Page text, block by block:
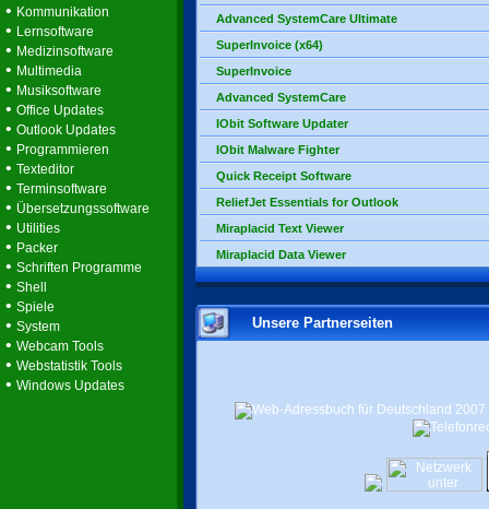
• Kommunikation
• Lernsoftware
• Medizinsoftware
• Multimedia
• Musiksoftware
• Office Updates
• Outlook Updates
• Programmieren
• Texteditor
• Terminsoftware
• Übersetzungssoftware
• Utilities
• Packer
• Schriften Programme
• Shell
• Spiele
• System
• Webcam Tools
• Webstatistik Tools
• Windows Updates
Advanced SystemCare Ultimate
SuperInvoice (x64)
SuperInvoice
Advanced SystemCare
IObit Software Updater
IObit Malware Fighter
Quick Receipt Software
ReliefJet Essentials for Outlook
Miraplacid Text Viewer
Miraplacid Data Viewer
Unsere Partnerseiten